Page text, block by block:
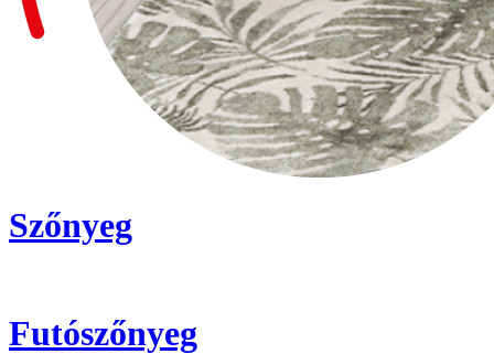
Szőnyeg
Futószőnyeg